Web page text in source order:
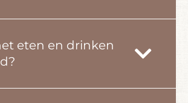
eten en drinken